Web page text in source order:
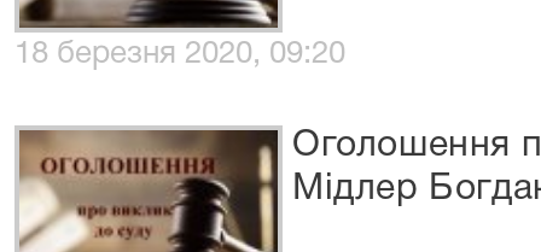
18 березня 2020, 09:20
Оголошення
Мідлер